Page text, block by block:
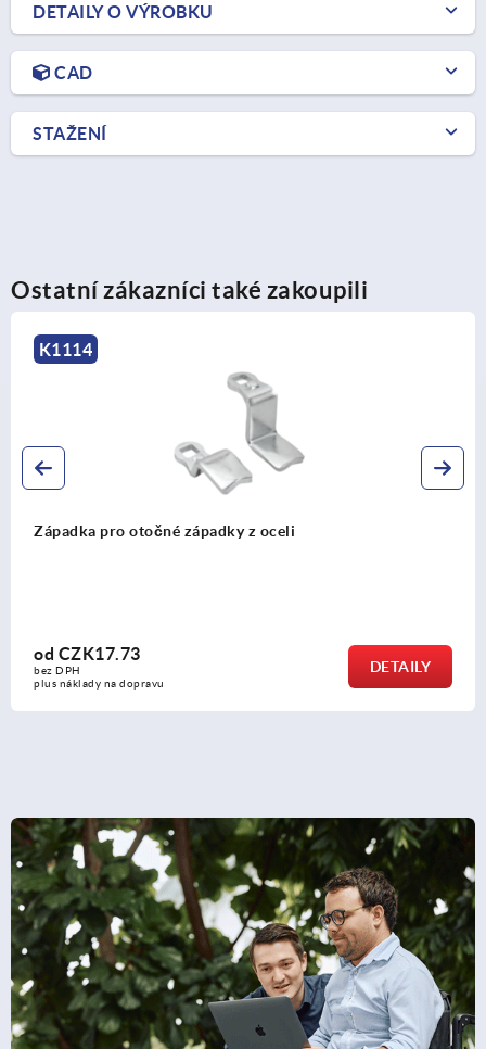
DETAILY O VÝROBKU
CAD
STAŽENÍ
Ostatní zákazníci také zakoupili
K0534
Otevírací rukojeti
odCZK9.72
bez DPH
plus náklady na dopravu
DETAILY